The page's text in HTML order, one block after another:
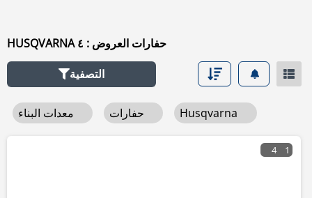
HUSQVARNA حفارات العروض : ٤
التصفية
Husqvarna
4 1